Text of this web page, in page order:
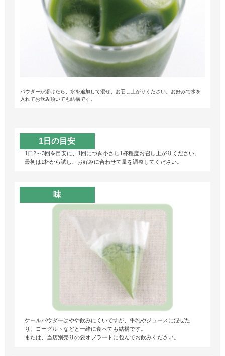
パウダーが溶けたら、水を追加して混ぜ、お召し上がりください。お好みで氷を
入れてお飲み頂いても結構です。
1日の目安
1日2～3回を目安に、1回につき小さじ1杯程度お召し上がりください。
最初は1杯から試し、お好みに合わせて量を調整してください。
味
ケールパウダーはやや飲みにくいですが、牛乳やジュースに混ぜた
り、ヨーグルトなどと一緒に食べても結構です。
または、当店別売りの袋オブラートに包んでお飲みください。